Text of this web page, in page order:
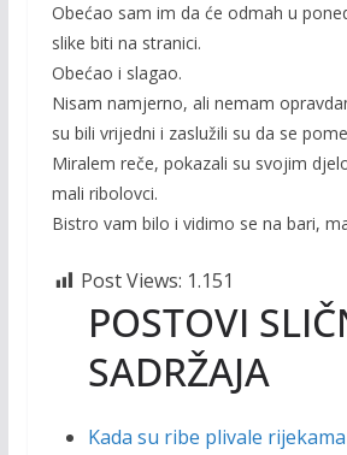
Obećao sam im da će odmah u
slike biti na stranici.
Obećao i slagao.
Nisam namjerno, ali nemam
su bili vrijedni i zaslužili su da se
Miralem reče, pokazali su svojim
mali ribolovci.
Bistro vam bilo i vidimo se na bari,
Post Views: 1.151
POSTOVI
SADRŽAJA
Kada su ribe plivale rijekama